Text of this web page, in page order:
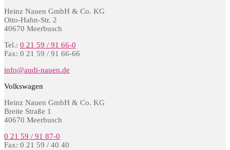
Heinz Nauen GmbH & Co. KG
Otto-Hahn-Str. 2
40670 Meerbusch
Tel.: 0 21 59 / 91 66-0
Fax: 0 21 59 / 91 66-66
info@audi-nauen.de
Volkswagen
Heinz Nauen GmbH & Co. KG
Breite Straße 1
40670 Meerbusch
0 21 59 / 91 87-0
Fax: 0 21 59 / 40 40